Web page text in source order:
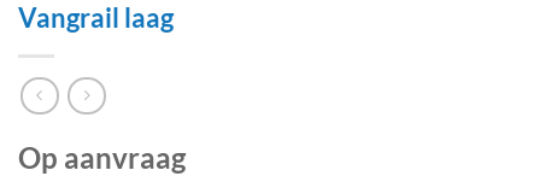
Vangrail laag
Op aanvraag